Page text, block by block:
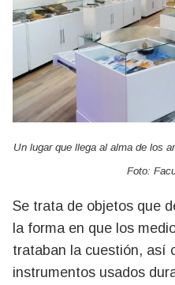
Un lugar que llega al alma de los
Foto:
Se trata de objetos que
la forma en que los
trataban la cuestión, así
instrumentos usados